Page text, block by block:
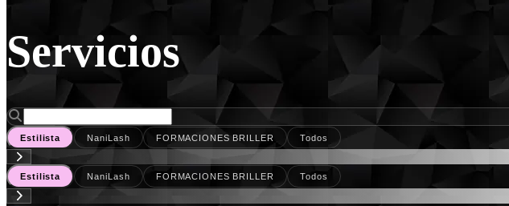
Servicios
Estilista NaniLash FORMACIONES BRILLER Todos
Estilista NaniLash FORMACIONES BRILLER Todos